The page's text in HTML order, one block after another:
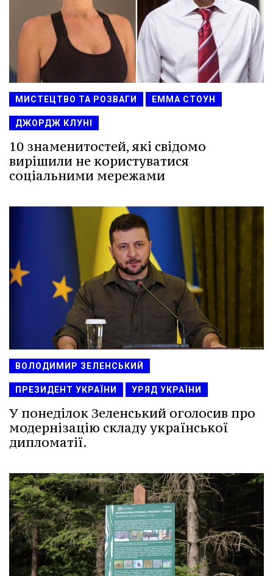
МИСТЕЦТВО ТА РОЗВАГИ ЕММА СТОУН
ДЖОРДЖ КЛУНІ
10 знаменитостей, які свідомо
вирішили не користуватися
соціальними мережами
ВОЛОДИМИР ЗЕЛЕНСЬКИЙ
ПРЕЗИДЕНТ УКРАЇНИ УРЯД УКРАЇНИ
У понеділок Зеленський оголосив про
модернізацію складу української
дипломатії.